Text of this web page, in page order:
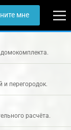
мне
и перегородок.
расчёта.